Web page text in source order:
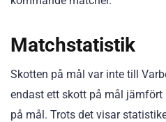
Matchstatistik
Skotten på mål var inte till
endast ett skott på mål
på mål. Trots det visar